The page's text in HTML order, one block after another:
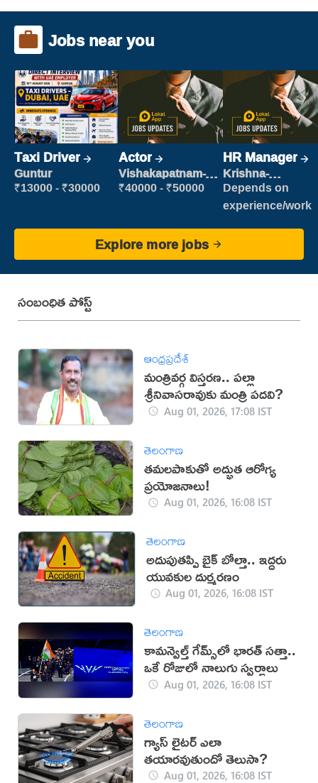
Jobs near you
Taxi Driver
Guntur
₹13000 - ₹30000
Actor
Vishakapatnam-
new
₹40000 - ₹50000
HR Manager
Krishna-
vijayawada
Depends on
experience/work
Explore more jobs
సంబంధిత పోస్ట్
ఆంధ్రప్రదేశ్
మంత్రివర్గ విస్తరణ.. పల్లా
శ్రీనివాసరావుకు మంత్రి పదవి?
Aug 01, 2026, 17:08 IST
తెలంగాణ
తమలపాకుతో అద్భుత ఆరోగ్య
ప్రయోజనాలు!
Aug 01, 2026, 16:08 IST
తెలంగాణ
అదుపుతప్పి బైక్ బోల్తా.. ఇద్దరు
యువకుల దుర్మరణం
Aug 01, 2026, 16:08 IST
తెలంగాణ
కామన్వెల్త్ గేమ్స్‌లో భారత్‌ సత్తా..
ఒకే రోజులో నాలుగు స్వర్ణాలు
Aug 01, 2026, 16:08 IST
తెలంగాణ
గ్యాస్ లైటర్ ఎలా
తయారవుతుందో తెలుసా?
Aug 01, 2026, 16:08 IST